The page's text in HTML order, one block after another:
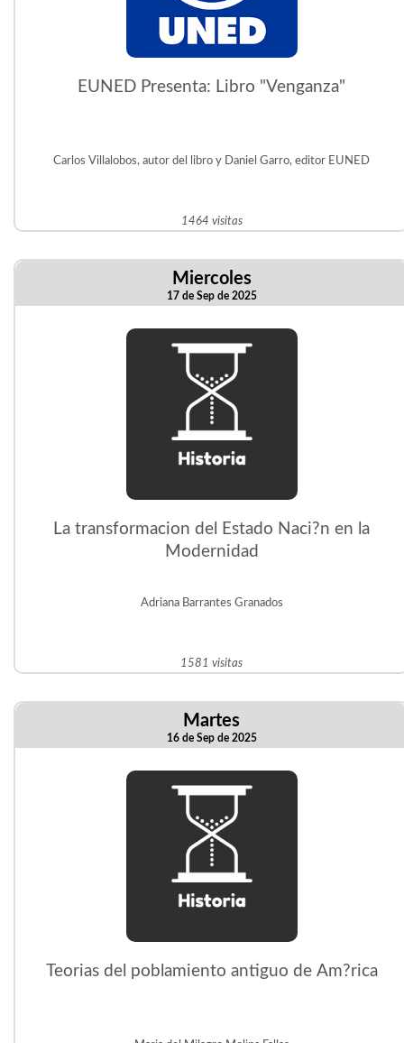
EUNED Presenta: Libro "Venganza"
Carlos Villalobos, autor del libro y Daniel Garro, editor EUNED
1464 visitas
Miercoles
17 de Sep de 2025
La transformacion del Estado Naci?n en la
Modernidad
Adriana Barrantes Granados
1581 visitas
Martes
16 de Sep de 2025
Teorias del poblamiento antiguo de Am?rica